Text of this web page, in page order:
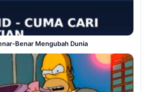
Benar Mengubah Dunia